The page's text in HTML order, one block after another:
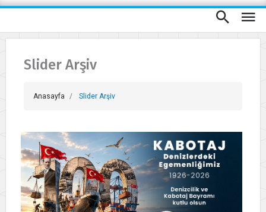
Slider Arşiv
Anasayfa Slider Arşiv